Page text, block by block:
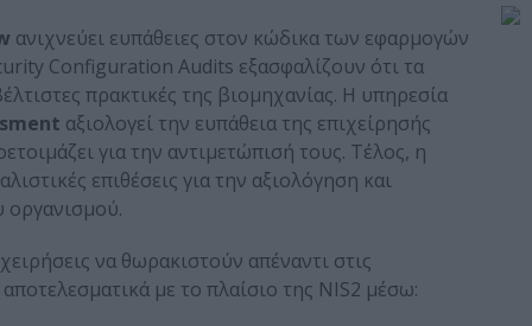
ανιχνεύει ευπάθειες στον κώδικα των εφαρμογών
Configuration Audits εξασφαλίζουν ότι τα
πρακτικές της βιομηχανίας. Η υπηρεσία
αξιολογεί την ευπάθεια της επιχείρησής
για την αντιμετώπισή τους. Τέλος, η
επιθέσεις για την αξιολόγηση και
να θωρακιστούν απέναντι στις
με το πλαίσιο της NIS2 μέσω: